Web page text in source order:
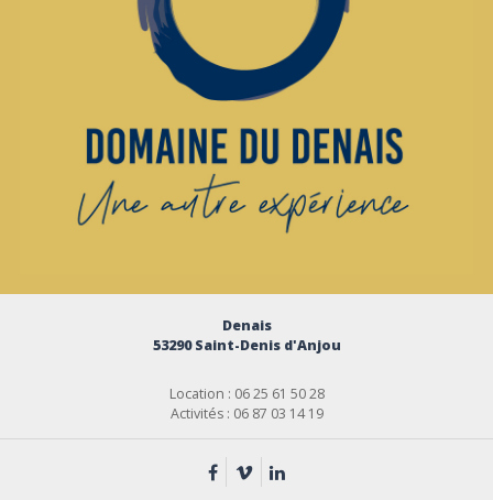
Denais
53290 Saint-Denis d'Anjou
Location : 06 25 61 50 28
Activités : 06 87 03 14 19